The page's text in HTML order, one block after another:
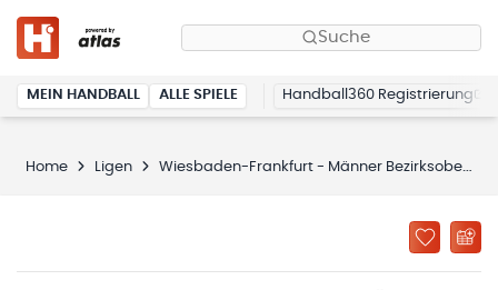
Suche
MEIN HANDBALL ALLE SPIELE Handball360 Registrierung
Home Ligen Wiesbaden-Frankfurt - Männer Bezirksoberliga (Wiesbaden-Frankfurt 2025/2026)